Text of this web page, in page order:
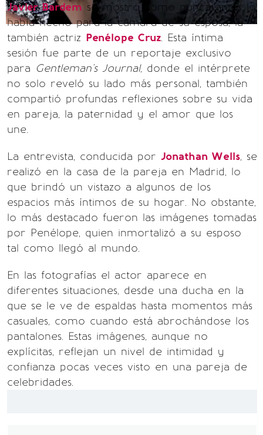
Javier Bardem se mostró como nunca antes lo
había hecho para la cámara de su esposa, la
también actriz Penélope Cruz. Esta íntima
sesión fue parte de un reportaje exclusivo
para Gentleman's Journal, donde el intérprete
no solo reveló su lado más personal, también
compartió profundas reflexiones sobre su vida
en pareja, la paternidad y el amor que los
une.
La entrevista, conducida por Jonathan Wells, se
realizó en la casa de la pareja en Madrid, lo
que brindó un vistazo a algunos de los
espacios más íntimos de su hogar. No obstante,
lo más destacado fueron las imágenes tomadas
por Penélope, quien inmortalizó a su esposo
tal como llegó al mundo.
En las fotografías el actor aparece en
diferentes situaciones, desde una ducha en la
que se le ve de espaldas hasta momentos más
casuales, como cuando está abrochándose los
pantalones. Estas imágenes, aunque no
explícitas, reflejan un nivel de intimidad y
confianza pocas veces visto en una pareja de
celebridades.